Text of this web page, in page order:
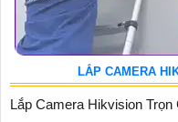
LẮP CAMERA
Lắp Camera Hikvision